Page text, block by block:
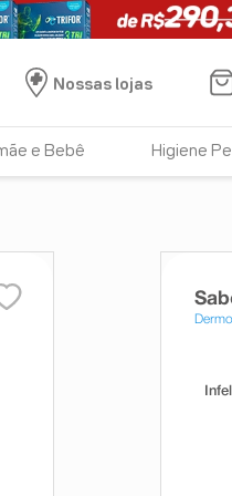
Nossas lojas
e Bebê Higiene